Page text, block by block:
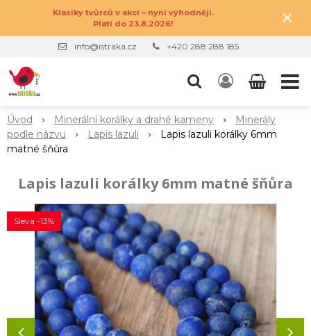
Klasiky tvůrců v akci – nyní výhodněji.
Platí do 23.8.2026!
×
info@istraka.cz +420 288 288 185
Úvod Minerální korálky a drahé kameny
Minerály
podle názvu
Lapis lazuli
Lapis lazuli korálky 6mm
matné šňůra
Lapis lazuli korálky 6mm matné šňůra
Sleva -13%